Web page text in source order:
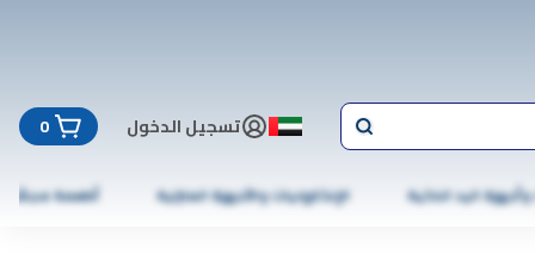
تسجيل الدخول 0
اليد الذكية الإلكترونيات والأجهزة المنزلية أطعمة مجمّدة